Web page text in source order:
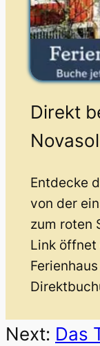
Direkt
Entdecke
von der
zum roten
Link öffnet
Next: Das